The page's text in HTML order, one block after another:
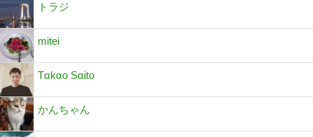
トラジ
mitei
Tαkαo Sαito
かんちゃん